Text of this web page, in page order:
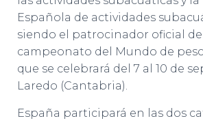
Española de actividades
siendo el patrocinador oficial
campeonato del Mundo de
que se celebrará del 7 al 10 de
Laredo (Cantabria).
España participará en las dos